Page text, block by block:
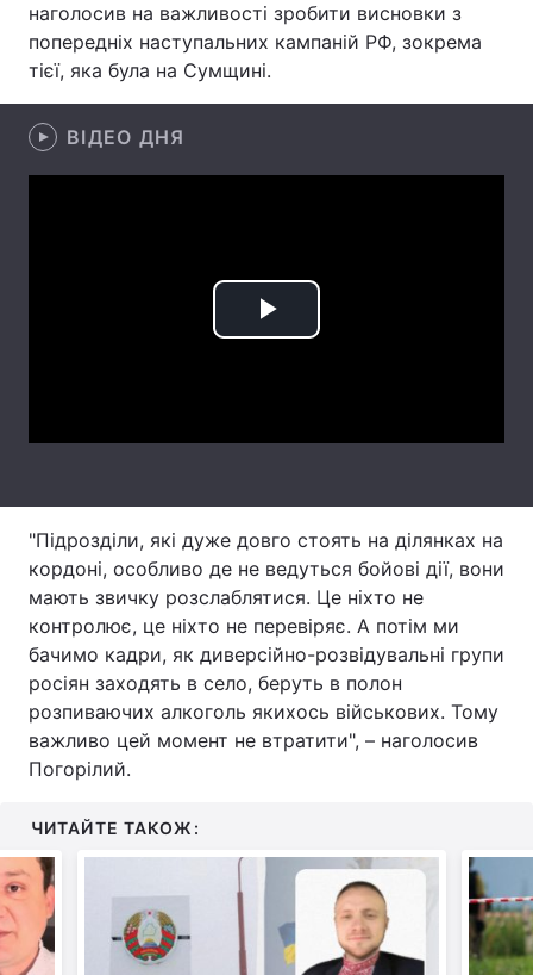
Вакансії
Контакти
Послуги
наголосив на важливості зробити висновки з
попередніх наступальних кампаній РФ, зокрема
тієї, яка була на Сумщині.
ВІДЕО ДНЯ
Play
"Підрозділи, які дуже довго стоять на ділянках на
кордоні, особливо де не ведуться бойові дії, вони
мають звичку розслаблятися. Це ніхто не
контролює, це ніхто не перевіряє. А потім ми
бачимо кадри, як диверсійно-розвідувальні групи
росіян заходять в село, беруть в полон
розпиваючих алкоголь якихось військових. Тому
важливо цей момент не втратити", – наголосив
Погорілий.
ЧИТАЙТЕ ТАКОЖ: